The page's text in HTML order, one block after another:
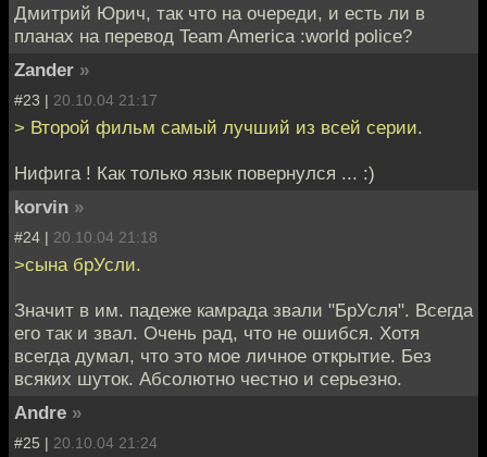
Дмитрий Юрич, так что на очереди, и есть ли в
планах на перевод Team America :world police?
Zander »
#23 | 20.10.04 21:17
> Второй фильм самый лучший из всей серии.
Нифига ! Как только язык повернулся ... :)
korvin »
#24 | 20.10.04 21:18
>сына брУсли.
Значит в им. падеже камрада звали "БрУсля". Всегда
его так и звал. Очень рад, что не ошибся. Хотя
всегда думал, что это мое личное открытие. Без
всяких шуток. Абсолютно честно и серьезно.
Andre »
#25 | 20.10.04 21:24